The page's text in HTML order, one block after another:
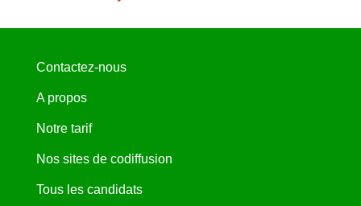
Contactez-nous
A propos
Notre tarif
Nos sites de codiffusion
Tous les candidats